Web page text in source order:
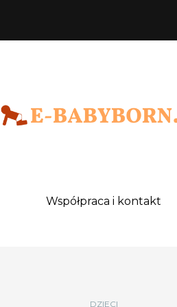
Współpraca i kontakt
DZIECI